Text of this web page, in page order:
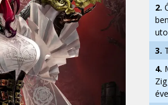
2.
3.
4.